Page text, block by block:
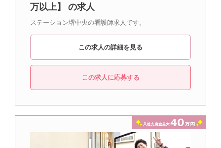
万以上】 の求人
ステーション堺中央の看護師求人です。
この求人の詳細を見る
この求人に応募する